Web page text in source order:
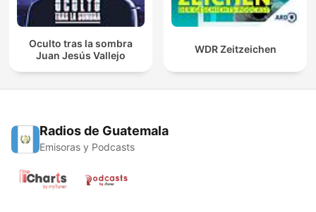
Oculto tras la sombra
Juan Jesús Vallejo
WDR Zeitzeichen
Radios de Guatemala
Emisoras y Podcasts